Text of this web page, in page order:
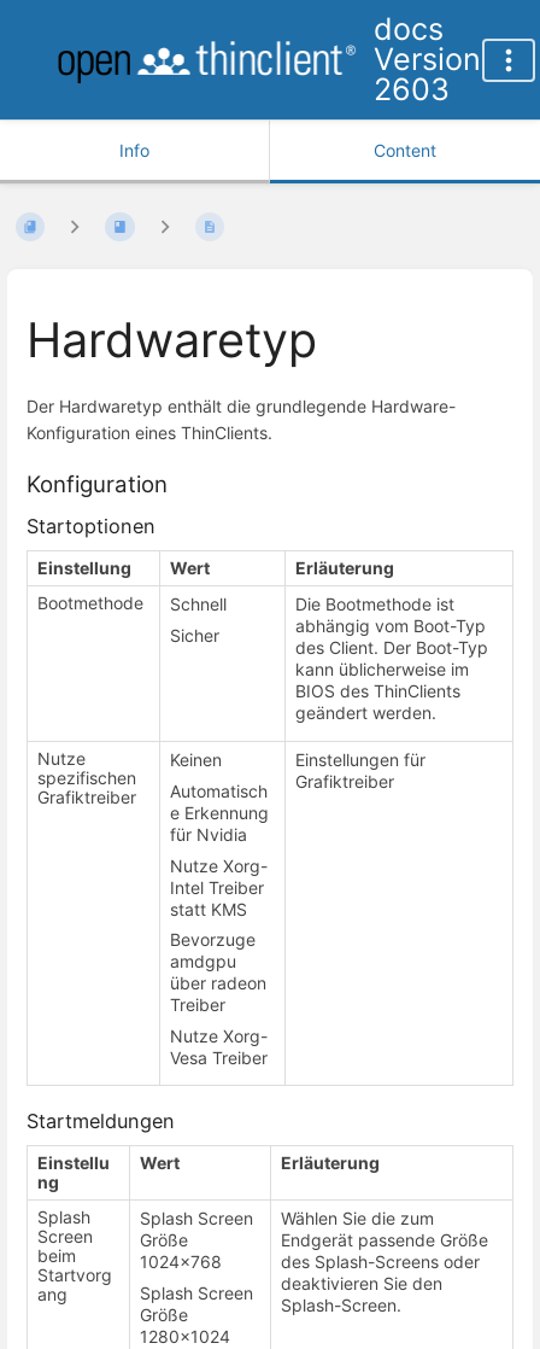
docs
Version
2603
Info Content
Hardwaretyp
Der Hardwaretyp enthält die grundlegende Hardware-
Konfiguration eines ThinClients.
Konfiguration
Startoptionen
Einstellung Wert
Erläuterung
Bootmethode
Schnell
Sicher
Die Bootmethode ist
abhängig vom Boot-Typ
des Client. Der Boot-Typ
kann üblicherweise im
BIOS des ThinClients
geändert werden.
Nutze
spezifischen
Grafiktreiber
Keinen
Automatisch
e Erkennung
für Nvidia
Nutze Xorg-
Intel Treiber
statt KMS
Bevorzuge
amdgpu
über radeon
Treiber
Nutze Xorg-
Vesa Treiber
Einstellungen für
Grafiktreiber
Startmeldungen
Einstellu
ng
Wert Erläuterung
Splash
Screen
beim
Startvorg
ang
Splash Screen
Größe
1024x768
Splash Screen
Größe
1280x1024
Wählen Sie die zum
Endgerät passende Größe
des Splash-Screens oder
deaktivieren Sie den
Splash-Screen.